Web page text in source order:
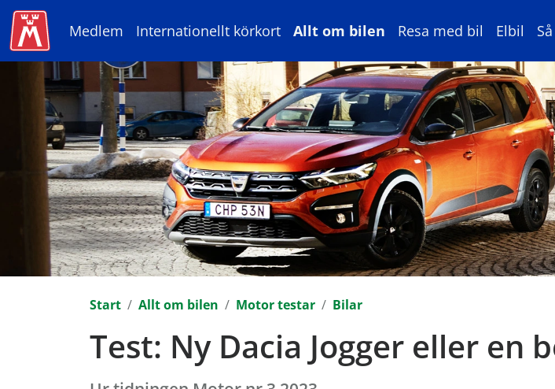
Medlem Internationellt körkort Allt om bilen Resa med bil Elbil
Start Allt om bilen Motor testar Bilar
Test: Ny Dacia Jogger eller en